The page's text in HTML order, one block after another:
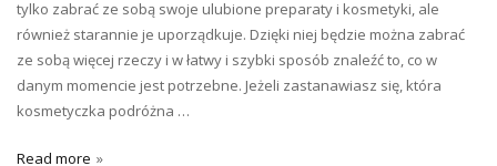
tylko zabrać ze sobą swoje ulubione preparaty i kosmetyki, ale
również starannie je uporządkuje. Dzięki niej będzie można zabrać
ze sobą więcej rzeczy i w łatwy i szybki sposób znaleźć to, co w
danym momencie jest potrzebne. Jeżeli zastanawiasz się, która
kosmetyczka podróżna …
Read more